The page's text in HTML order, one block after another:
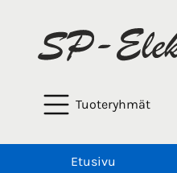
Tuoteryhmät
Etusivu